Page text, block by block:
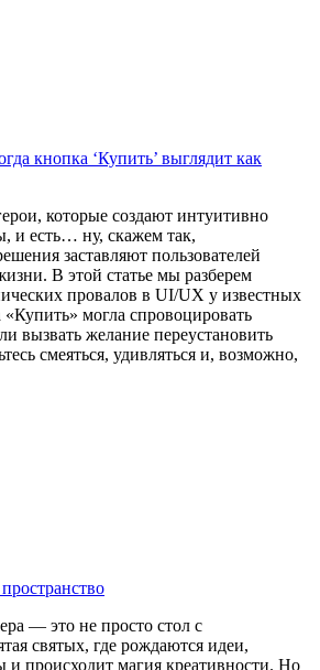
кнопка ‘Купить’ выглядит как
которые создают интуитивно
и есть… ну, скажем так,
заставляют пользователей
В этой статье мы разберем
провалов в UI/UX у известных
могла спровоцировать
вызвать желание переустановить
смеяться, удивляться и, возможно,
— это не просто стол с
святых, где рождаются идеи,
и происходит магия креативности. Но